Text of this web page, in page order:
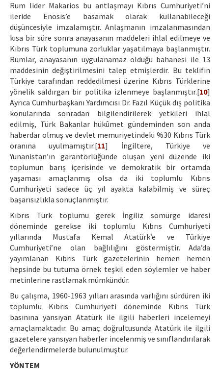
Rum lider Makarios bu antlaşmayı Kıbrıs Cumhuriyeti’ni
ileride Enosis’e basamak olarak kullanabileceği
düşüncesiyle imzalamıştır. Anlaşmanın imzalanmasından
kısa bir süre sonra anayasanın maddeleri ihlal edilmeye ve
Kıbrıs Türk toplumuna zorluklar yaşatılmaya başlanmıştır.
Rumlar, anayasanın uygulanamaz olduğu bahanesi ile 13
maddesinin değiştirilmesini talep etmişlerdir. Bu teklifin
Türkiye tarafından reddedilmesi üzerine Kıbrıs Türklerine
yönelik saldırgan bir politika izlenmeye başlanmıştır.[10]
Ayrıca Cumhurbaşkanı Yardımcısı Dr. Fazıl Küçük dış politika
konularında sonradan bilgilendirilerek yetkileri ihlal
edilmiş, Türk Bakanlar hükûmet gündeminden son anda
haberdar olmuş ve devlet memuriyetindeki %30 Kıbrıs Türk
oranına uyulmamıştır.[11] İngiltere, Türkiye ve
Yunanistan’ın garantörlüğünde oluşan yeni düzende iki
toplumun barış içerisinde ve demokratik bir ortamda
yaşaması amaçlanmış olsa da iki toplumlu Kıbrıs
Cumhuriyeti sadece üç yıl ayakta kalabilmiş ve süreç
başarısızlıkla sonuçlanmıştır.
Kıbrıs Türk toplumu gerek İngiliz sömürge idaresi
döneminde gerekse iki toplumlu Kıbrıs Cumhuriyeti
yıllarında Mustafa Kemal Atatürk’e ve Türkiye
Cumhuriyeti’ne olan bağlılığını göstermiştir. Ada’da
yayımlanan Kıbrıs Türk gazetelerinin hemen hemen
hepsinde bu tutuma örnek teşkil eden söylemler ve haber
metinlerine rastlamak mümkündür.
Bu çalışma, 1960-1963 yılları arasında varlığını sürdüren iki
toplumlu Kıbrıs Cumhuriyeti döneminde Kıbrıs Türk
basınına yansıyan Atatürk ile ilgili haberleri incelemeyi
amaçlamaktadır. Bu amaç doğrultusunda Atatürk ile ilgili
gazetelere yansıyan haberler incelenmiş ve sınıflandırılarak
değerlendirmelerde bulunulmuştur.
YÖNTEM